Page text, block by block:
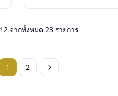
การรับประกัน : 1 ปี
12 จากทั้งหมด 23 รายการ
1 2